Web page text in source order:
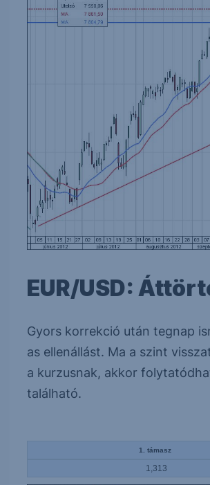
EUR/USD:
Gyors korrekció után tegnap
as ellenállást. Ma a szint
a kurzusnak, akkor
található.
1. támasz
1,313